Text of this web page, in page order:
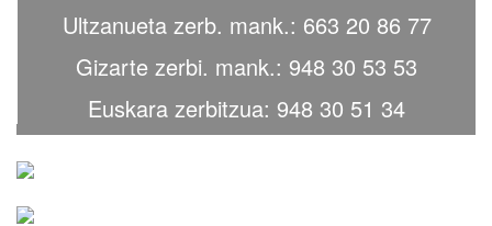
Ultzanueta zerb. mank.: 663 20 86 77
Gizarte zerbi. mank.: 948 30 53 53
Euskara zerbitzua: 948 30 51 34